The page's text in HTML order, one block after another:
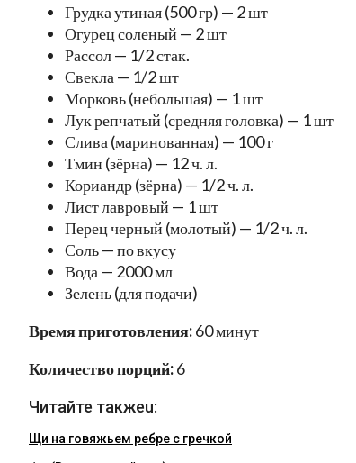
Грудка утиная (500 гр) — 2 шт
Огурец соленый — 2 шт
Рассол — 1/2 стак.
Свекла — 1/2 шт
Морковь (небольшая) — 1 шт
Лук репчатый (средняя головка) — 1 шт
Слива (маринованная) — 100 г
Тмин (зёрна) — 12 ч. л.
Кориандр (зёрна) — 1/2 ч. л.
Лист лавровый — 1 шт
Перец черный (молотый) — 1/2 ч. л.
Соль — по вкусу
Вода — 2000 мл
Зелень (для подачи)
Время приготовления:60 минут
Количество порций:6
Читайте такжеu:
Щи на говяжьем ребре с гречкой